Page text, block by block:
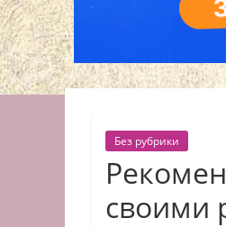
Без рубрики
своими